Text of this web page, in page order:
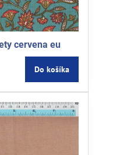
cervena eu
Do košíka